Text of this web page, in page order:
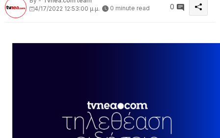
4/17/2022 12:53:00 μ.μ.
0 minute read 0